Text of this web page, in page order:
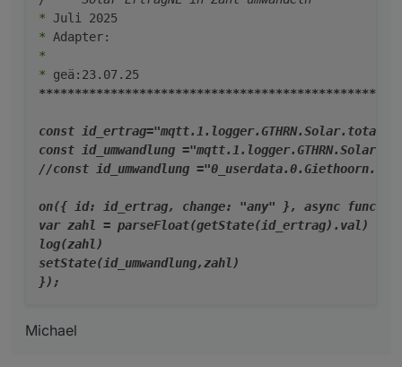
*
*
*
*
************************************************
const
const id_umwandlung
//const id_umwandlung
on({ id: id_ertrag, change: "any" }, async
var zahl = parseFloat(getState(id_ertrag).val)
log(zahl)
setState(id_umwandlung,zahl)
Michael